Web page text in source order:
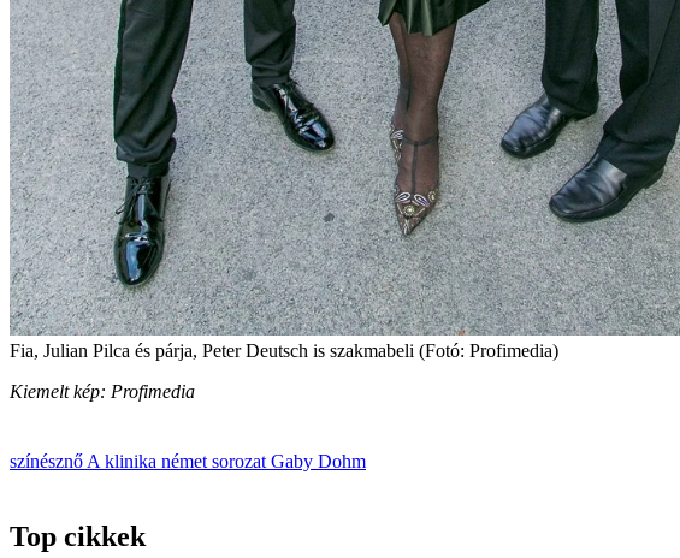
Fia, Julian Pilca és párja, Peter Deutsch is szakmabeli (Fotó: Profimedia)
Kiemelt kép: Profimedia
színésznő A klinika német sorozat Gaby Dohm
Top cikkek